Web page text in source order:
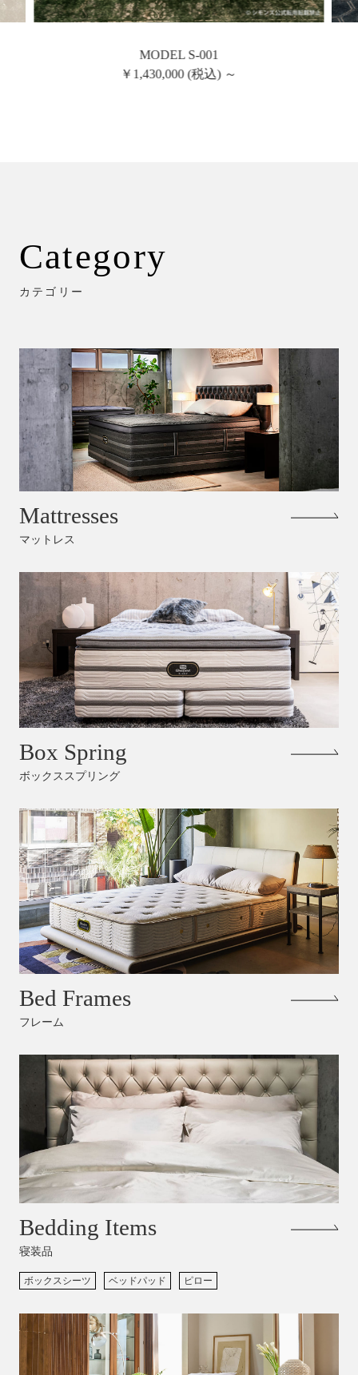
MODEL S-001
￥1,430,000 (税込) ～
Category
カテゴリー
Mattresses
マットレス
Box Spring
ボックススプリング
Bed Frames
フレーム
Bedding Items
寝装品
ボックスシーツ ベッドパッド ピロー